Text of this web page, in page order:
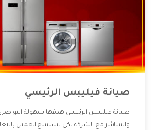
صيانة فيليبس الرئيسي
صيانة فيليبس الرئيسي هدفها سهولة
والمباشر مع الشركة لكى يستمتع العميل